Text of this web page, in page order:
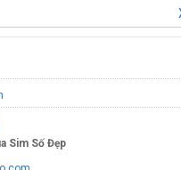
Sim Số Đẹp